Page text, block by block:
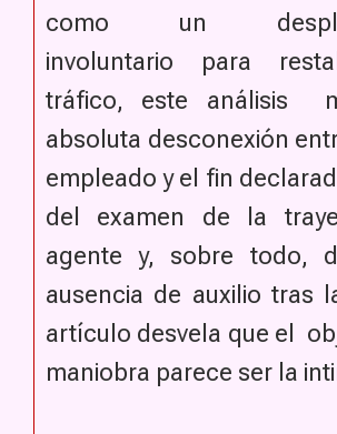
como un
involuntario para
tráfico, este análisis
absoluta desconexión
empleado y el fin
del examen de la
agente y, sobre todo,
ausencia de auxilio tras
artículo desvela que el
maniobra parece ser la